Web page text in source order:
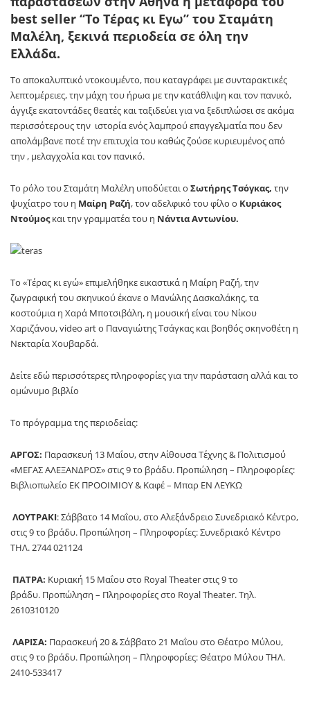
best seller “Το Τέρας κι Εγω” του Σταμάτη
Μαλέλη, ξεκινά περιοδεία σε όλη την
Ελλάδα.
Το αποκαλυπτικό ντοκουμέντο, που καταγράφει με συνταρακτικές
λεπτομέρειες, την μάχη του ήρωα με την κατάθλιψη και τον πανικό,
άγγιξε εκατοντάδες θεατές και ταξιδεύει για να ξεδιπλώσει σε ακόμα
περισσότερους την ιστορία ενός λαμπρού επαγγελματία που δεν
απολάμβανε ποτέ την επιτυχία του καθώς ζούσε κυριευμένος από
την , μελαγχολία και τον πανικό.
Το ρόλο του Σταμάτη Μαλέλη υποδύεται ο Σωτήρης Τσόγκας, την
ψυχίατρο του η Μαίρη Ραζή, τον αδελφικό του φίλο ο Κυριάκος
Ντούμοςκαι την γραμματέα του η Νάντια Αντωνίου.
Το «Τέρας κι εγώ» επιμελήθηκε εικαστικά η Μαίρη Ραζή, την
ζωγραφική του σκηνικού έκανε ο Μανώλης Δασκαλάκης, τα
κοστούμια η Χαρά Μποτσιβάλη, η μουσική είναι του Νίκου
Χαριζάνου, video art o Παναγιώτης Τσάγκας και βοηθός σκηνοθέτη η
Νεκταρία Χουβαρδά.
Δείτε εδώ περισσότερες πληροφορίες για την παράσταση αλλά και το
ομώνυμο βιβλίο
Το πρόγραμμα της περιοδείας:
ΑΡΓΟΣ: Παρασκευή 13 Μαΐου, στην Αίθουσα Τέχνης & Πολιτισμού
«ΜΕΓΑΣ ΑΛΕΞΑΝΔΡΟΣ» στις 9 το βράδυ. Προπώληση – Πληροφορίες:
Βιβλιοπωλείο ΕΚ ΠΡΟΟΙΜΙΟΥ & Καφέ – Μπαρ ΕΝ ΛΕΥΚΩ
ΛΟΥΤΡΑΚΙ: Σάββατο 14 Μαΐου, στο Αλεξάνδρειο Συνεδριακό Κέντρο,
στις 9 το βράδυ. Προπώληση – Πληροφορίες: Συνεδριακό Κέντρο
ΤΗΛ. 2744 021124
ΠΑΤΡΑ: Κυριακή 15 Μαΐου στο Royal Theater στις 9 το
βράδυ. Προπώληση – Πληροφορίες στο Royal Theater. Τηλ.
2610310120
ΛΑΡΙΣΑ: Παρασκευή 20 & Σάββατο 21 Μαΐου στο Θέατρο Μύλου,
στις 9 το βράδυ. Προπώληση – Πληροφορίες: Θέατρο Μύλου ΤΗΛ.
2410-533417